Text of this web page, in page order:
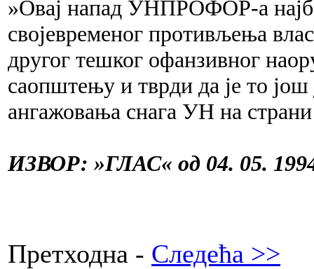
»Овај напад УНПРОФОР-а
својевременог противљења
другог тешког офанзивног
саопштењу и тврди да је то још
ангажовања снага УН на
ИЗВОР: »ГЛАС« од 04. 05.
Претходна - Следећа >>